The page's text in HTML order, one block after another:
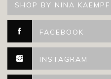
SHOP BY NINA KAEMPF
FACEBOOK
INSTAGRAM